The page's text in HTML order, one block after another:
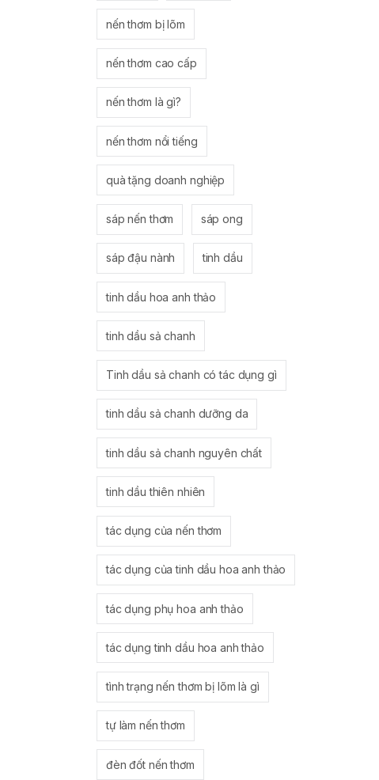
nến thơm bị lõm
nến thơm cao cấp
nến thơm là gì?
nến thơm nổi tiếng
quà tặng doanh nghiệp
sáp nến thơm sáp ong
sáp đậu nành tinh dầu
tinh dầu hoa anh thảo
tinh dầu sả chanh
Tinh dầu sả chanh có tác dụng gì
tinh dầu sả chanh dưỡng da
tinh dầu sả chanh nguyên chất
tinh dầu thiên nhiên
tác dụng của nến thơm
tác dụng của tinh dầu hoa anh thảo
tác dụng phụ hoa anh thảo
tác dụng tinh dầu hoa anh thảo
tình trạng nến thơm bị lõm là gì
tự làm nến thơm
đèn đốt nến thơm